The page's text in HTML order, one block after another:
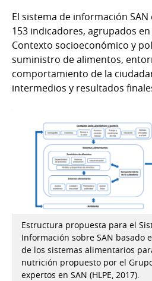
El sistema de información
153 indicadores, agrupados
Contexto socioeconómico y
suministro de alimentos,
comportamiento de la
intermedios y resultados
Estructura propuesta para el
Información sobre SAN basado
de los sistemas alimentarios
nutrición propuesto por el
expertos en SAN (HLPE, 2017).